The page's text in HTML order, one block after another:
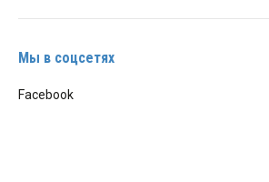
Мы в соцсетях
Facebook